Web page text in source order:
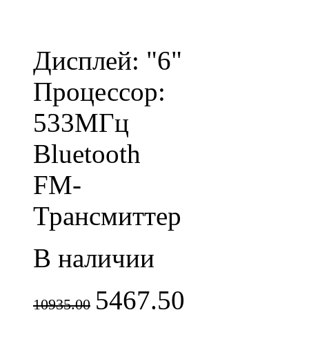
Дисплей: "6"
Процессор:
533МГц
Bluetooth
FM-
Трансмиттер
В наличии
10935.00 5467.50